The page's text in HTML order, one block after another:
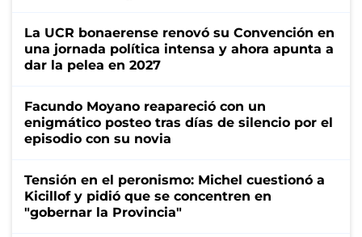
La UCR bonaerense renovó su Convención en
una jornada política intensa y ahora apunta a
dar la pelea en 2027
Facundo Moyano reapareció con un
enigmático posteo tras días de silencio por el
episodio con su novia
Tensión en el peronismo: Michel cuestionó a
Kicillof y pidió que se concentren en
"gobernar la Provincia"